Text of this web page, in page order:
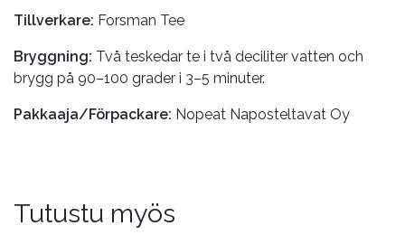
Tillverkare: Forsman Tee
Bryggning: Två teskedar te i två deciliter vatten och
brygg på 90–100 grader i 3–5 minuter.
Pakkaaja/Förpackare: Nopeat Naposteltavat Oy
Tutustu myös